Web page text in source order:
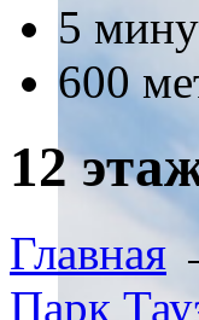
5
600
12
Главная
Парк